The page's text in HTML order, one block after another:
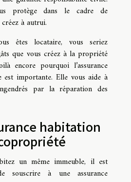
protège dans le cadre de
à autrui.
êtes locataire, vous seriez
que vous créez à la propriété
encore pourquoi l’assurance
est importante. Elle vous aide à
par la réparation des
habitation
un même immeuble, il est
souscrire à une assurance